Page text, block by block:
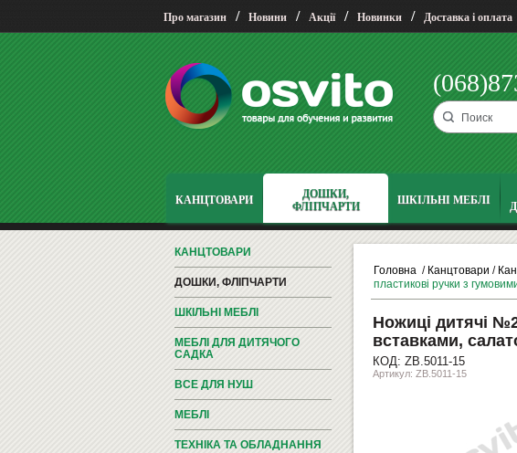
Про магазин / Новини / Акції / Новинки / Доставка і оплата
КАНЦТОВАРИ
ДОШКИ,
ФЛІПЧАРТИ
ШКІЛЬНІ МЕБЛІ
КАНЦТОВАРИ
ДОШКИ, ФЛІПЧАРТИ
ШКІЛЬНІ МЕБЛІ
МЕБЛІ ДЛЯ ДИТЯЧОГО
САДКА
ВСЕ ДЛЯ НУШ
МЕБЛІ
ТЕХНІКА ТА ОБЛАДНАННЯ
Головна / Канцтовари /
пластикові ручки з
Ножиці дитячі
вставками,
КОД: ZB.5011-15
Артикул: ZB.5011-15